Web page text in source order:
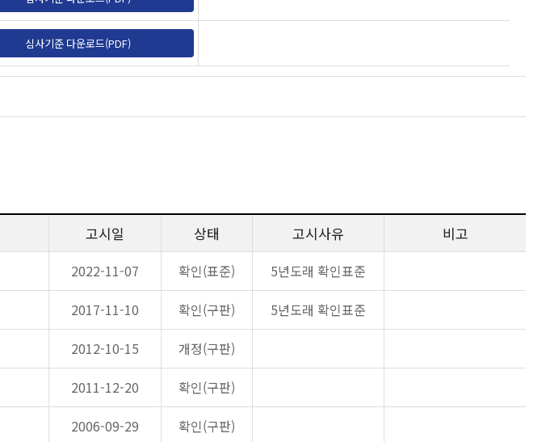
심사기준 다운로드(PDF)
고시일 상태 고시사유 비고
2022-11-07 확인(표준) 5년도래 확인표준
2017-11-10 확인(구판) 5년도래 확인표준
2012-10-15 개정(구판)
2011-12-20 확인(구판)
2006-09-29 확인(구판)